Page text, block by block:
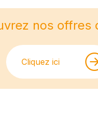
nos offres
Cliquez ici